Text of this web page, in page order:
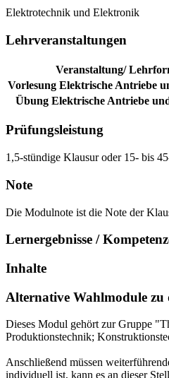
Elektrotechnik und Elektronik
Lehrveranstaltungen
Veranstaltung/
Vorlesung Elektrische Antriebe
Übung Elektrische Antriebe
Prüfungsleistung
1,5-stündige Klausur oder 15- bis
Note
Die Modulnote ist die Note der
Lernergebnisse /
Inhalte
Alternative Wahlmodule zu
Dieses Modul gehört zur Gruppe
Produktionstechnik;
Anschließend müssen
individuell ist, kann es an dieser